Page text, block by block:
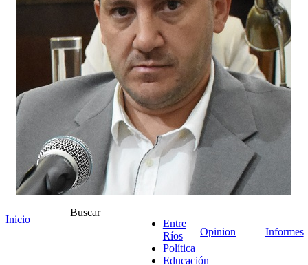
Inicio
Buscar
Entre
Ríos
Política
Educación
Opinion Informes